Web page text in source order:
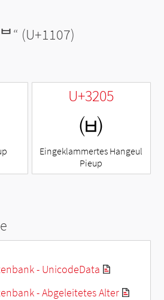
ᄇ“ (U+1107)
U+3205
㈅
Eingeklammertes Hangeul
Pieup
- UnicodeData
- Abgeleitetes Alter